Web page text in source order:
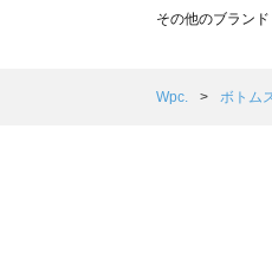
TSUHARU by
Samansa Mos2
その他のブラン
Wpc. ボトム